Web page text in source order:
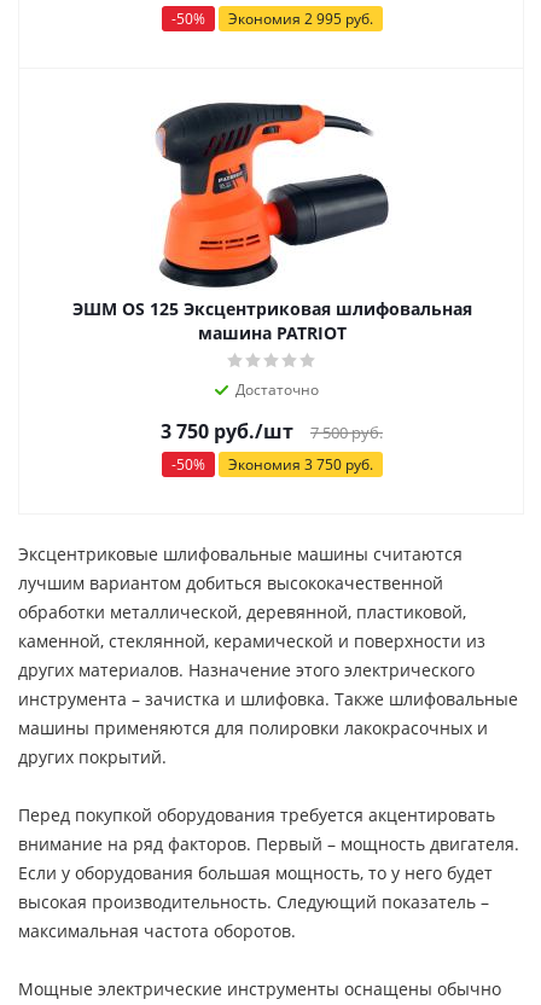
-50% Экономия 2 995руб.
ЭШМ OS 125 Эксцентриковая шлифовальная
машина PATRIOT
Достаточно
3 750 руб./шт 7 500руб.
-50% Экономия 3 750руб.
Эксцентриковые шлифовальные машины считаются
лучшим вариантом добиться высококачественной
обработки металлической, деревянной, пластиковой,
каменной, стеклянной, керамической и поверхности из
других материалов. Назначение этого электрического
инструмента – зачистка и шлифовка. Также шлифовальные
машины применяются для полировки лакокрасочных и
других покрытий.
Перед покупкой оборудования требуется акцентировать
внимание на ряд факторов. Первый – мощность двигателя.
Если у оборудования большая мощность, то у него будет
высокая производительность. Следующий показатель –
максимальная частота оборотов.
Мощные электрические инструменты оснащены обычно